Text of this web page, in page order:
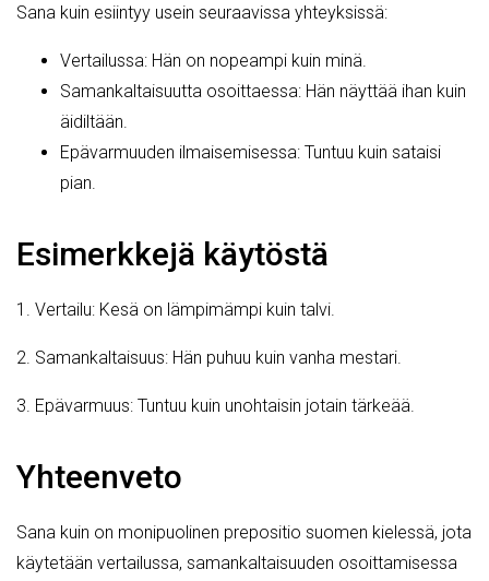
Sana kuin esiintyy usein seuraavissa yhteyksissä:
Vertailussa: Hän on nopeampi kuin minä.
Samankaltaisuutta osoittaessa: Hän näyttää ihan kuin
äidiltään.
Epävarmuuden ilmaisemisessa: Tuntuu kuin sataisi
pian.
Esimerkkejä käytöstä
1. Vertailu: Kesä on lämpimämpi kuin talvi.
2. Samankaltaisuus: Hän puhuu kuin vanha mestari.
3. Epävarmuus: Tuntuu kuin unohtaisin jotain tärkeää.
Yhteenveto
Sana kuin on monipuolinen prepositio suomen kielessä, jota
käytetään vertailussa, samankaltaisuuden osoittamisessa